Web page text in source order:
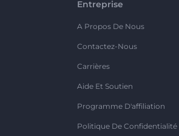
Entreprise
A Propos De Nous
Contactez-Nous
Carrières
Aide Et Soutien
Programme D'affiliation
Politique De Confidentialité